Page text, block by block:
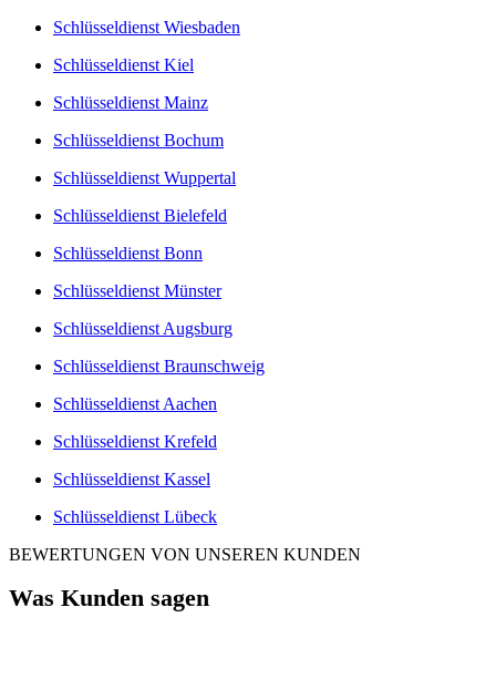
Schlüsseldienst Wiesbaden
Schlüsseldienst Kiel
Schlüsseldienst Mainz
Schlüsseldienst Bochum
Schlüsseldienst Wuppertal
Schlüsseldienst Bielefeld
Schlüsseldienst Bonn
Schlüsseldienst Münster
Schlüsseldienst Augsburg
Schlüsseldienst Braunschweig
Schlüsseldienst Aachen
Schlüsseldienst Krefeld
Schlüsseldienst Kassel
Schlüsseldienst Lübeck
BEWERTUNGEN VON UNSEREN KUNDEN
Was Kunden sagen